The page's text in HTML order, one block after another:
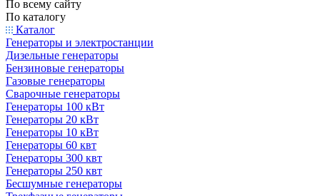
По всему сайту
По каталогу
Каталог
Генераторы и электростанции
Дизельные генераторы
Бензиновые генераторы
Газовые генераторы
Сварочные генераторы
Генераторы 100 кВт
Генераторы 20 кВт
Генераторы 10 кВт
Генераторы 60 квт
Генераторы 300 квт
Генераторы 250 квт
Бесшумные генераторы